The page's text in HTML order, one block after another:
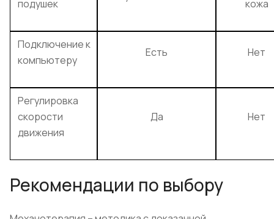
подушек
кожа
Подключение к
компьютеру
Есть Нет
Регулировка
скорости
движения
Да Нет
Рекомендации по выбору